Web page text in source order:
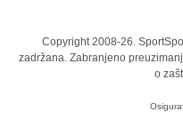
Copyright 2008-26.
zadržana. Zabranjeno
o